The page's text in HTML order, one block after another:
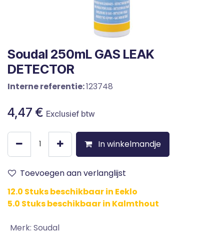
Soudal 250mL GAS LEAK
DETECTOR
Interne referentie:123748
4,47 € Exclusief btw
In winkelmandje
Toevoegen aan verlanglijst
12.0 Stuks beschikbaar in Eeklo
5.0 Stuks beschikbaar in Kalmthout
Merk: Soudal